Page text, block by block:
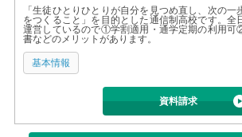
「生徒ひとりひとりが自分を見つめ直し、次の一
をつくること」を目的とした通信制高校です。全
運営しているので①学割適用・通学定期の利用
書などのメリットがあります。
基本情報
資料請求